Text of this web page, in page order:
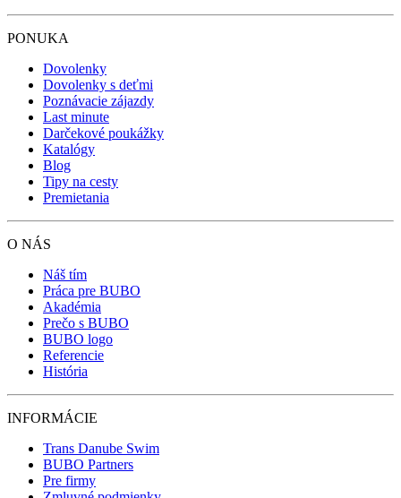
PONUKA
Dovolenky
Dovolenky s deťmi
Poznávacie zájazdy
Last minute
Darčekové poukážky
Katalógy
Blog
Tipy na cesty
Premietania
O NÁS
Náš tím
Práca pre BUBO
Akadémia
Prečo s BUBO
BUBO logo
Referencie
História
INFORMÁCIE
Trans Danube Swim
BUBO Partners
Pre firmy